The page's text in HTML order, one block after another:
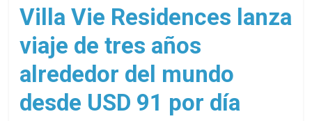
de
cruceros
en
solo
sitio
Villa Vie Residences lanza
viaje de tres años
alrededor del mundo
desde USD 91 por día